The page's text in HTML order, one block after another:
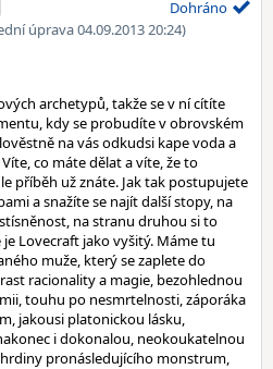
úprava 04.09.2013 20:24)
Dohráno
archetypů, takže se v ní cítíte
kdy se probudíte v obrovském
na vás odkudsi kape voda a
co máte dělat a víte, že to
příběh už znáte. Jak tak postupujete
a snažíte se najít další stopy, na
na stranu druhou si to
Lovecraft jako vyšitý. Máme tu
muže, který se zaplete do
racionality a magie, bezohlednou
touhu po nesmrtelnosti, záporáka
jakousi platonickou lásku,
i dokonalou, neokoukatelnou
pronásledujícího monstrum,